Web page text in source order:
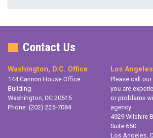
Contact Us
Washington, D.C. Office
144 Cannon House Office
Building
Washington, DC20515
Phone: (202) 225-7084
Los
Please call
you are
or problems
agency
4929 Wilshire
Suite 650
Los Angeles,